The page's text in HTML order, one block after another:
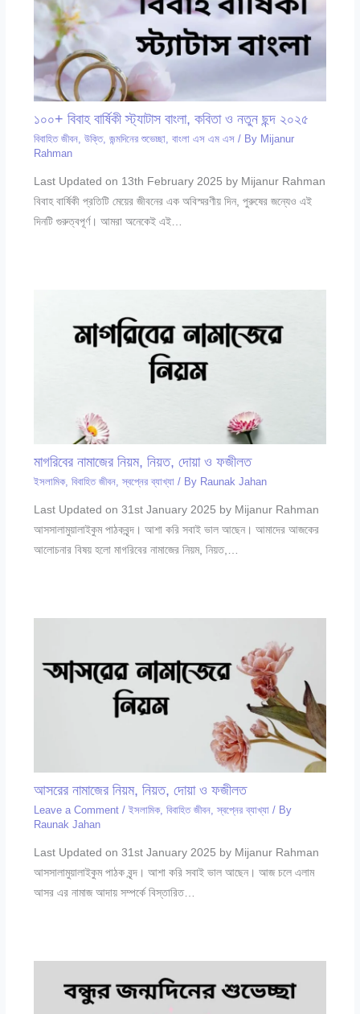
১০০+ বিবাহ বার্ষিকী স্ট্যাটাস বাংলা, কবিতা ও নতুন ছন্দ ২০২৫
বিবাহিত জীবন, উক্তি, জন্মদিনের শুভেচ্ছা, বাংলা এস এম এস/ By Mijanur
Rahman
Last Updated on 13th February 2025 by Mijanur Rahman
বিবাহ বার্ষিকী প্রতিটি মেয়ের জীবনের এক অবিস্মরণীয় দিন, পুরুষের জন্যেও এই
দিনটি গুরুত্বপূর্ণ। আমরা অনেকেই এই…
মাগরিবের নামাজের নিয়ম, নিয়ত, দোয়া ও ফজীলত
ইসলামিক, বিবাহিত জীবন, স্বপ্নের ব্যাখ্যা/ By Raunak Jahan
Last Updated on 31st January 2025 by Mijanur Rahman
আসসালামুয়ালাইকুম পাঠকবৃন্দ। আশা করি সবাই ভাল আছেন। আমাদের আজকের
আলোচনার বিষয় হলো মাগরিবের নামাজের নিয়ম, নিয়ত,…
আসরের নামাজের নিয়ম, নিয়ত, দোয়া ও ফজীলত
Leave a Comment / ইসলামিক, বিবাহিত জীবন, স্বপ্নের ব্যাখ্যা/ By
Raunak Jahan
Last Updated on 31st January 2025 by Mijanur Rahman
আসসালামুয়ালাইকুম পাঠক বৃন্দ। আশা করি সবাই ভাল আছেন। আজ চলে এলাম
আসর এর নামাজ আদায় সম্পর্কে বিস্তারিত…